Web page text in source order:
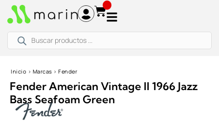
productos
Inicio › Marcas › Fender
Fender American Vintage II 1966 Jazz
Bass Seafoam Green